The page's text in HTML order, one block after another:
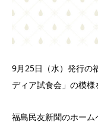
9月25日（水）発行の
ディア試食会」の模様
福島民友新聞のホー